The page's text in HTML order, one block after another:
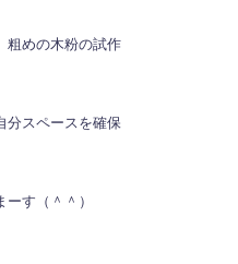
粗めの木粉の試作
分スペースを確保
す（＾＾）